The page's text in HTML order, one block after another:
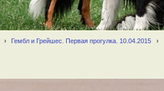
› Гембл и Грейшес. Первая прогулка. 10.04.2015 ›